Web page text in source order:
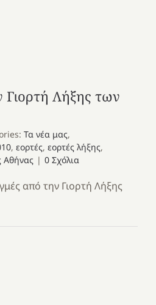
Γιορτή Λήξης των
Τα νέα μας,
, εορτές, εορτές λήξης,
Αθήνας | 0 Σχόλια
από την Γιορτή Λήξης